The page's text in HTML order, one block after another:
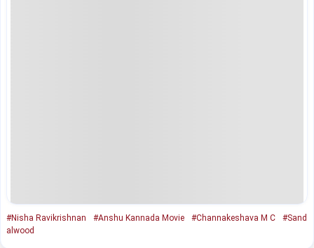
#Nisha Ravikrishnan #Anshu Kannada Movie #Channakeshava M C
#Sand
alwood